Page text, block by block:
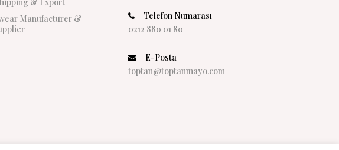
Manufacturer &
Telefon Numarası
0212 880 01 80
E-Posta
toptan@toptanmayo.com